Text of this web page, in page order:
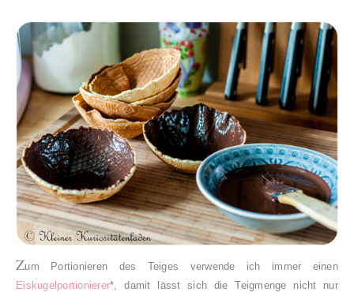
Zum Portionieren des Teiges verwende ich immer einen
Eiskugelportionierer*,damit lässt sich die Teigmenge nicht nur